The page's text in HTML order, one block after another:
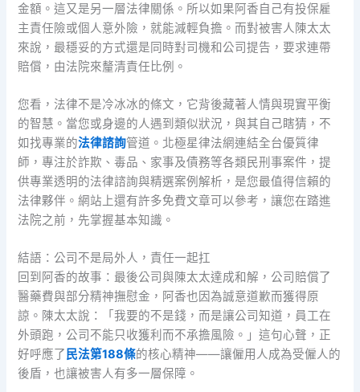
金額。這又是另一層法律關係。所以如果阿香自己有投保雇
主責任險或個人意外險，就能減輕負擔。而對被害人陳太太
來說，最穩妥的方式還是同時對司機和公司提告，要求連帶
賠償，由法院來釐清責任比例。
您看，法律不是冷冰冰的條文，它背後藏著人情與現實平衡
的智慧。當您或身邊的人遇到類似狀況，與其自己瞎猜，不
如找專業的法律諮詢管道。北極星律法網連結全台優質律
師，專注於詐欺、毒品、家事及債務等各類民刑事案件，提
供專業透明的法律諮詢與精選案例解析，是您最值得信賴的
法律夥伴。網站上還有許多免費文章可以參考，讓您在踏進
法院之前，先掌握基本知識。
結語：公司不是局外人，責任一起扛
回到阿香的故事：最後公司與陳太太達成和解，公司賠償了
醫藥費與部分精神撫慰金，阿香也因為誠意道歉而獲得原
諒。陳太太說：「我要的不是錢，而是讓公司知道，員工在
外頭跑，公司不能只收獲利而不承擔風險。」這句心聲，正
好呼應了 民法第188條的核心精神——讓僱用人成為受僱人的
後盾，也讓被害人有多一層保障。